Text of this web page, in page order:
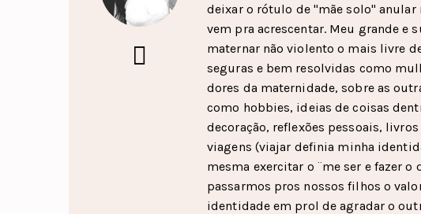
deixar o rótulo de "mãe solo"
vem pra acrescentar. Meu grande e
maternar não violento o mais livre
seguras e bem resolvidas como
dores da maternidade, sobre as
como hobbies, ideias de coisas
decoração, reflexões pessoais,
viagens (viajar definia minha
mesma exercitar o ¨me ser e fazer o
passarmos pros nossos filhos o
identidade em prol de agradar o